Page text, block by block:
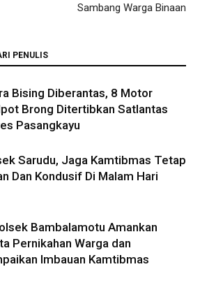
Sambang Warga Binaan
PENULIS
Bising Diberantas, 8 Motor
Brong Ditertibkan Satlantas
Pasangkayu
Sarudu, Jaga Kamtibmas Tetap
Dan Kondusif Di Malam Hari
Bambalamotu Amankan
Pernikahan Warga dan
Imbauan Kamtibmas